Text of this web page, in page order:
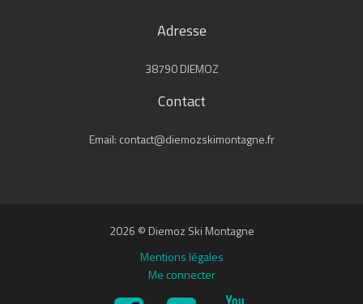
Adresse
38790 DIEMOZ
Contact
Email: contact@diemozskimontagne.fr
2026 © Diemoz Ski Montagne
Mentions légales
Me connecter